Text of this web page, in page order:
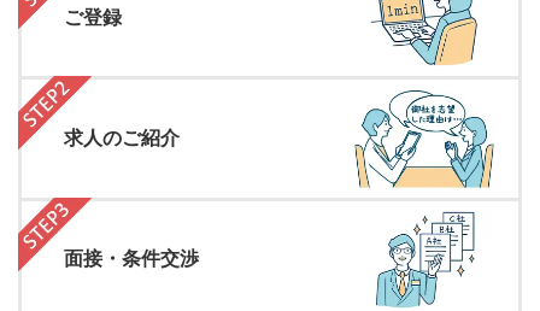
ご登録
求人のご紹介
面接・条件交渉